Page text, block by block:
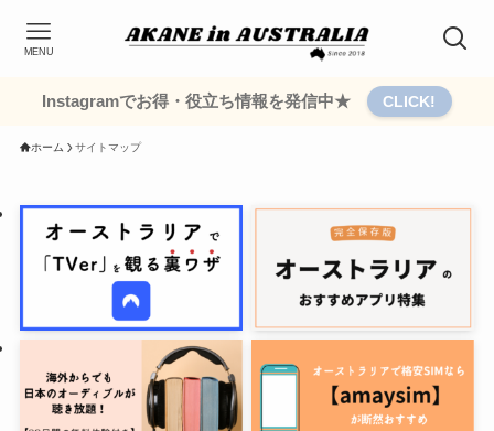
MENU
Instagramでお得・役立ち情報を発信中★ CLICK!
ホーム サイトマップ